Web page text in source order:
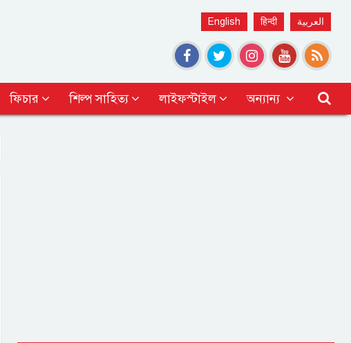
English हिन्दी العربية
ফিচার শিল্প সাহিত্য লাইফস্টাইল অন্যান্য